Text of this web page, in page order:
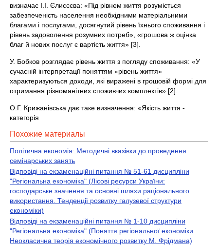
визначає І.І. Єлисєєва: «Під рівнем життя розуміється
забезпеченість населення необхідними матеріальними
благами і послугами, досягнутий рівень їхнього споживання і
рівень задоволення розумних потреб», «грошова ж оцінка
благ й нових послуг є вартість життя» [3].
У. Бобков розглядає рівень життя з погляду споживання: «У
сучасній інтерпретації поняттям «рівень життя»
характеризуються доходи, які виражені в грошовій формі для
отримання різноманітних споживчих комплектів» [2].
О.Г. Крижанівська дає таке визначення: «Якість життя -
категорія
Похожие материалы
Політична економія: Методичні вказівки до проведення
семінарських занять
Відповіді на екзаменаційні питання № 51-61 дисципліни
"Регіональна економіка" (Лісові ресурси України:
господарське значення та основні шляхи раціонального
використання. Тенденції розвитку галузевої структури
економіки)
Відповіді на екзаменаційні питання № 1-10 дисципліни
"Регіональна економіка" (Поняття регіональної економіки.
Неокласична теорія економічного розвитку М. Фрідмана)